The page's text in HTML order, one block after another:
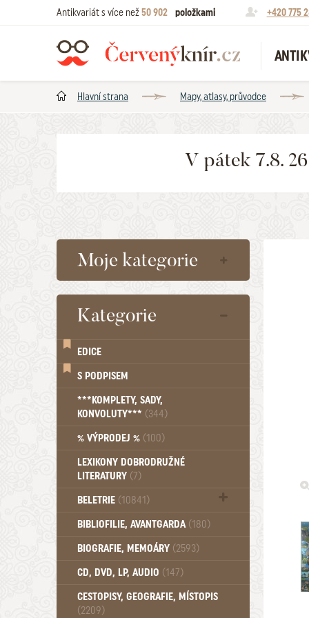
Antikvariát s více než50 902 položkami +420 775
Hlavní strana Mapy, atlasy, průvodce
V pátek 7.8.
Moje kategorie
Kategorie
EDICE
S PODPISEM
***KOMPLETY, SADY,
KONVOLUTY*** (344)
% VÝPRODEJ % (100)
LEXIKONY DOBRODRUŽNÉ
LITERATURY (7)
BELETRIE (10841)
Beletrie - Historická (1388)
Beletrie - Povídky (1757)
Beletrie - Válečné romány (489)
Beletrie - Ženské a dívčí romány
(1522)
BIBLIOFILIE, AVANTGARDA (180)
BIOGRAFIE, MEMOÁRY (2593)
CD, DVD, LP, AUDIO (147)
CESTOPISY, GEOGRAFIE, MÍSTOPIS
(2209)